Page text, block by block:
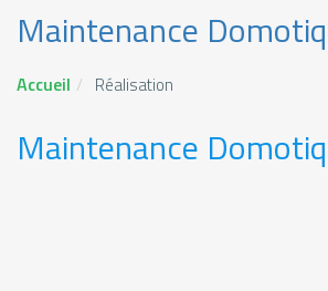
Maintenance
Accueil Réalisation
Maintenance